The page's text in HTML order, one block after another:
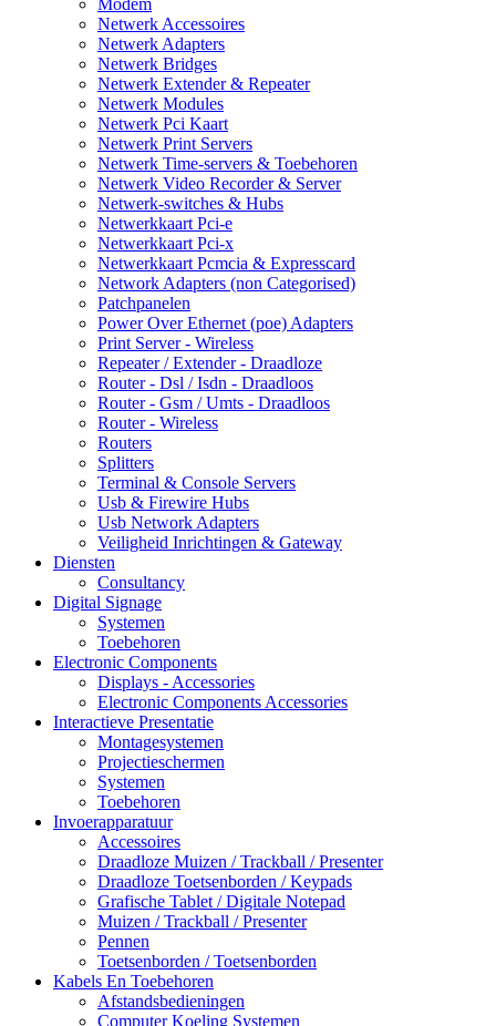
Modem
Netwerk Accessoires
Netwerk Adapters
Netwerk Bridges
Netwerk Extender & Repeater
Netwerk Modules
Netwerk Pci Kaart
Netwerk Print Servers
Netwerk Time-servers & Toebehoren
Netwerk Video Recorder & Server
Netwerk-switches & Hubs
Netwerkkaart Pci-e
Netwerkkaart Pci-x
Netwerkkaart Pcmcia & Expresscard
Network Adapters (non Categorised)
Patchpanelen
Power Over Ethernet (poe) Adapters
Print Server - Wireless
Repeater / Extender - Draadloze
Router - Dsl / Isdn - Draadloos
Router - Gsm / Umts - Draadloos
Router - Wireless
Routers
Splitters
Terminal & Console Servers
Usb & Firewire Hubs
Usb Network Adapters
Veiligheid Inrichtingen & Gateway
Diensten
Consultancy
Digital Signage
Systemen
Toebehoren
Electronic Components
Displays - Accessories
Electronic Components Accessories
Interactieve Presentatie
Montagesystemen
Projectieschermen
Systemen
Toebehoren
Invoerapparatuur
Accessoires
Draadloze Muizen / Trackball / Presenter
Draadloze Toetsenborden / Keypads
Grafische Tablet / Digitale Notepad
Muizen / Trackball / Presenter
Pennen
Toetsenborden / Toetsenborden
Kabels En Toebehoren
Afstandsbedieningen
Computer Koeling Systemen